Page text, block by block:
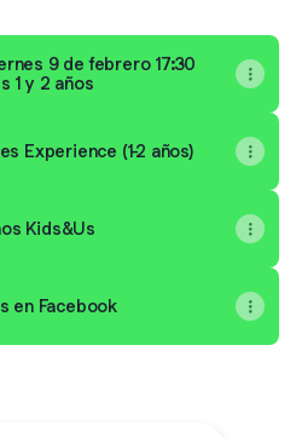
9 de febrero 17:30
1 y 2 años
Experience (1-2 años)
Kids&Us
en Facebook